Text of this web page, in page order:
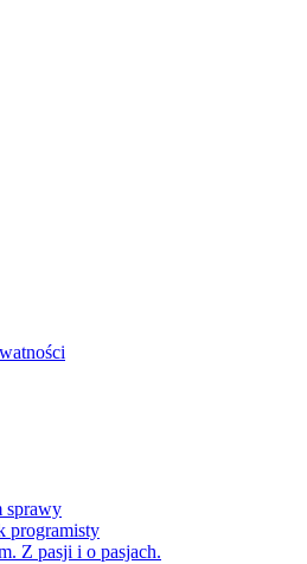
sprawy
programisty
Z pasji i o pasjach.